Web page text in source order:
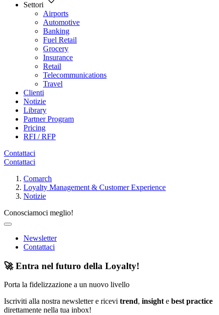
Settori
Airports
Automotive
Banking
Fuel Retail
Grocery
Insurance
Retail
Telecommunications
Travel
Clienti
Notizie
Library
Partner Program
Pricing
RFI / RFP
Contattaci
Contattaci
Comarch
Loyalty Management & Customer Experience
Notizie
Conosciamoci meglio!
Newsletter
Contattaci
🚀 Entra nel futuro della Loyalty!
Porta la fidelizzazione a un nuovo livello
Iscriviti alla nostra newsletter e ricevi trend, insighte best practice
direttamente nella tua inbox!